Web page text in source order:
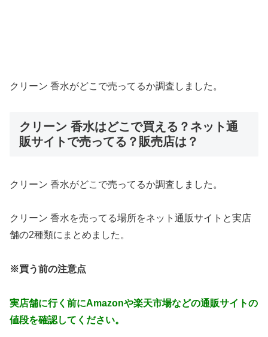
クリーン 香水がどこで売ってるか調査しました。
クリーン 香水はどこで買える？ネット通
販サイトで売ってる？販売店は？
クリーン 香水がどこで売ってるか調査しました。
クリーン 香水を売ってる場所をネット通販サイトと実店
舗の2種類にまとめました。
※買う前の注意点
実店舗に行く前にAmazonや楽天市場などの通販サイトの
値段を確認してください。